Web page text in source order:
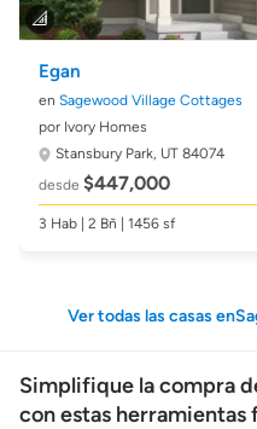
Egan
en Sagewood Village Cottages
por Ivory Homes
Stansbury Park, UT 84074
desde $447,000
3 Hab | 2 Bñ | 1456 sf
Ver todas las casas
Simplifique la compra
con estas herramientas